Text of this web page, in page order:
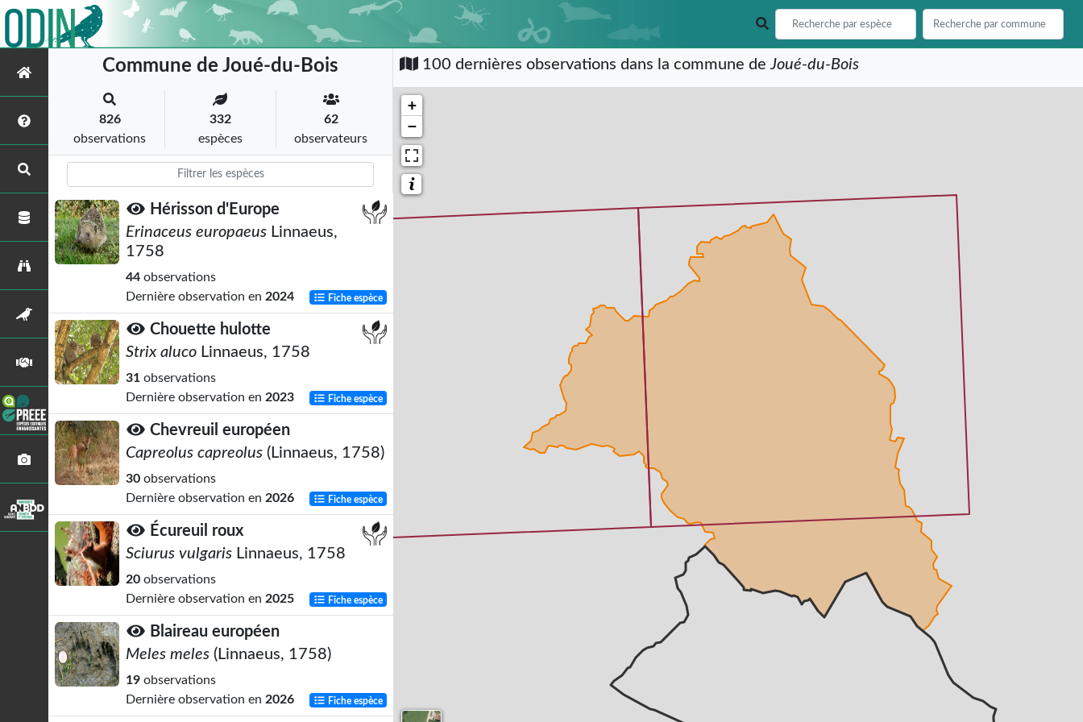
Commune de Joué-du-Bois
826
observations
332
espèces
62
observateurs
Hérisson d'Europe
Erinaceus europaeus Linnaeus,
1758
44 observations
Dernière observation en 2024 Fiche espèce
Chouette hulotte
Strix aluco Linnaeus, 1758
31 observations
Dernière observation en 2023 Fiche espèce
Chevreuil européen
Capreolus capreolus (Linnaeus, 1758)
30 observations
Dernière observation en 2026 Fiche espèce
Écureuil roux
Sciurus vulgaris Linnaeus, 1758
20 observations
Dernière observation en 2025 Fiche espèce
Blaireau européen
Meles meles (Linnaeus, 1758)
19 observations
Dernière observation en 2026 Fiche espèce
100 dernières observations dans la commune deJoué-du-Bois
+
−